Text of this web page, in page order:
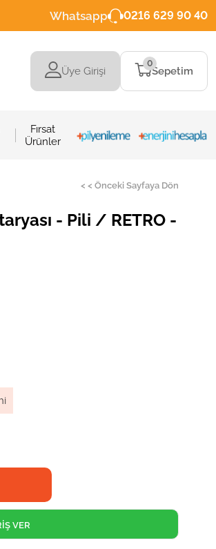
Whatsapp 0216 629 90 40
Üye Girişi Sepetim
0
Fırsat
Ürünler
< < Önceki Sayfaya Dön
- Pili / RETRO -
VER